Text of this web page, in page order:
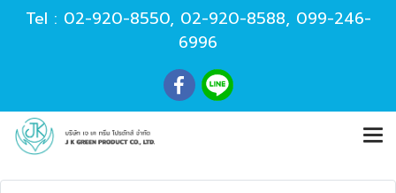
Tel : 02-920-8550, 02-920-8588, 099-246-
6996